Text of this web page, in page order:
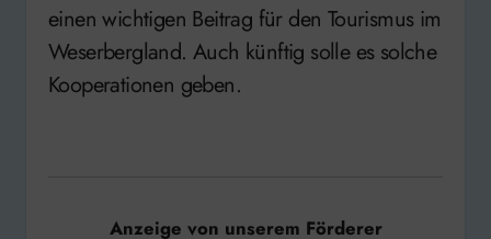
einen wichtigen Beitrag für den Tourismus im
Weserbergland. Auch künftig solle es solche
Kooperationen geben.
Anzeige von unserem Förderer